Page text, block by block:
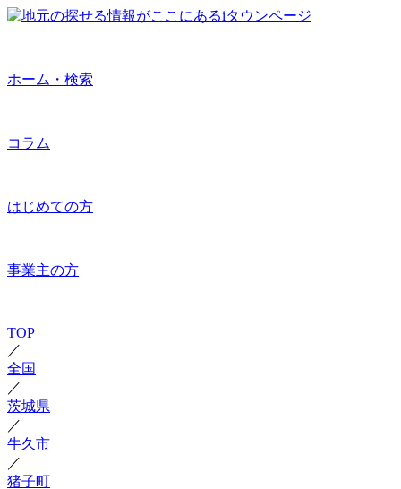
ホーム・検索
コラム
はじめての方
事業主の方
TOP
／
全国
／
茨城県
／
牛久市
／
猪子町